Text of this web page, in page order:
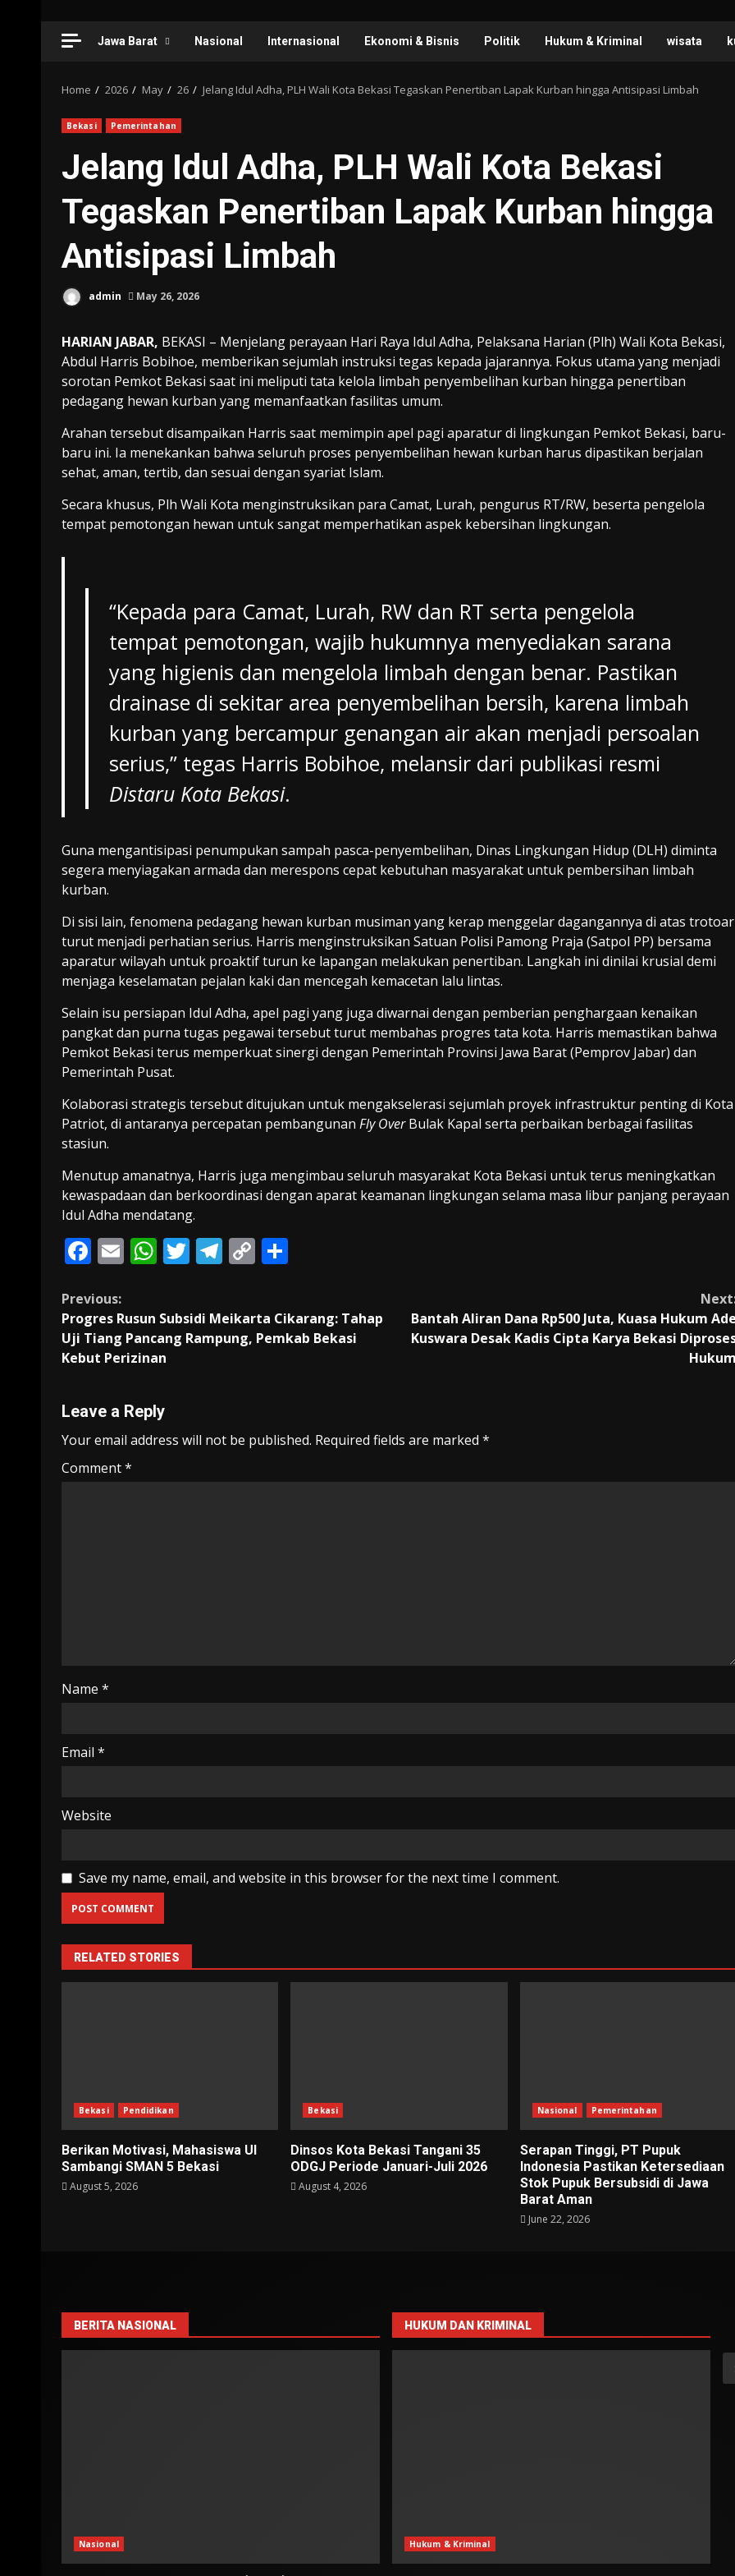
Jawa Barat Nasional Internasional Ekonomi & Bisnis Politik Hukum & Kriminal wisata
Home 2026 May 26 Jelang Idul Adha, PLH Wali Kota Bekasi Tegaskan Penertiban Lapak Kurban hingga Antisipasi Limbah
Bekasi Pemerintahan
Jelang Idul Adha, PLH Wali Kota Bekasi
Tegaskan Penertiban Lapak Kurban hingga
Antisipasi Limbah
admin May 26, 2026
HARIAN JABAR, BEKASI – Menjelang perayaan Hari Raya Idul Adha, Pelaksana Harian (Plh) Wali Kota Bekasi,
Abdul Harris Bobihoe, memberikan sejumlah instruksi tegas kepada jajarannya. Fokus utama yang menjadi
sorotan Pemkot Bekasi saat ini meliputi tata kelola limbah penyembelihan kurban hingga penertiban
pedagang hewan kurban yang memanfaatkan fasilitas umum.
Arahan tersebut disampaikan Harris saat memimpin apel pagi aparatur di lingkungan Pemkot Bekasi, baru-
baru ini. Ia menekankan bahwa seluruh proses penyembelihan hewan kurban harus dipastikan berjalan
sehat, aman, tertib, dan sesuai dengan syariat Islam.
Secara khusus, Plh Wali Kota menginstruksikan para Camat, Lurah, pengurus RT/RW, beserta pengelola
tempat pemotongan hewan untuk sangat memperhatikan aspek kebersihan lingkungan.
“Kepada para Camat, Lurah, RW dan RT serta pengelola
tempat pemotongan, wajib hukumnya menyediakan sarana
yang higienis dan mengelola limbah dengan benar. Pastikan
drainase di sekitar area penyembelihan bersih, karena limbah
kurban yang bercampur genangan air akan menjadi persoalan
serius,” tegas Harris Bobihoe, melansir dari publikasi resmi
Distaru Kota Bekasi.
Guna mengantisipasi penumpukan sampah pasca-penyembelihan, Dinas Lingkungan Hidup (DLH) diminta
segera menyiagakan armada dan merespons cepat kebutuhan masyarakat untuk pembersihan limbah
kurban.
Di sisi lain, fenomena pedagang hewan kurban musiman yang kerap menggelar dagangannya di atas trotoar
turut menjadi perhatian serius. Harris menginstruksikan Satuan Polisi Pamong Praja (Satpol PP) bersama
aparatur wilayah untuk proaktif turun ke lapangan melakukan penertiban. Langkah ini dinilai krusial demi
menjaga keselamatan pejalan kaki dan mencegah kemacetan lalu lintas.
Selain isu persiapan Idul Adha, apel pagi yang juga diwarnai dengan pemberian penghargaan kenaikan
pangkat dan purna tugas pegawai tersebut turut membahas progres tata kota. Harris memastikan bahwa
Pemkot Bekasi terus memperkuat sinergi dengan Pemerintah Provinsi Jawa Barat (Pemprov Jabar) dan
Pemerintah Pusat.
Kolaborasi strategis tersebut ditujukan untuk mengakselerasi sejumlah proyek infrastruktur penting di Kota
Patriot, di antaranya percepatan pembangunan Fly OverBulak Kapal serta perbaikan berbagai fasilitas
stasiun.
Menutup amanatnya, Harris juga mengimbau seluruh masyarakat Kota Bekasi untuk terus meningkatkan
kewaspadaan dan berkoordinasi dengan aparat keamanan lingkungan selama masa libur panjang perayaan
Idul Adha mendatang.
F
e
b
o
k
E
l
W
s
A
p
T
er
T
gr
C
y e
Continue
Reading
Previous:
Progres Rusun Subsidi Meikarta Cikarang: Tahap
Uji Tiang Pancang Rampung, Pemkab Bekasi
Kebut Perizinan
Bantah Aliran Dana Rp500 Juta, Kuasa Hukum Ade
Kuswara Desak Kadis Cipta Karya Bekasi
Hukum
Leave a Reply
Your email address will not be published. Required fields are marked *
Comment*
Name *
Email *
Website
Save my name, email, and website in this browser for the next time I comment.
RELATED STORIES
Bekasi Pendidikan
Berikan Motivasi, Mahasiswa UI
Sambangi SMAN 5 Bekasi
August 5, 2026
Bekasi
Dinsos Kota Bekasi Tangani 35
ODGJ Periode Januari-Juli 2026
August 4, 2026
Nasional Pemerintahan
Serapan Tinggi, PT Pupuk
Indonesia Pastikan Ketersediaan
Stok Pupuk Bersubsidi di Jawa
Barat Aman
June 22, 2026
BERITA NASIONAL
Nasional
HUKUM DAN KRIMINAL
Hukum & Kriminal